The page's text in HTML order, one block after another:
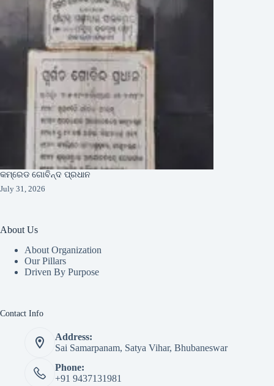
କମ୍ରେଡ ଗୋବିନ୍ଦ ପ୍ରଧାନ
July 31, 2026
About Us
About Organization
Our Pillars
Driven By Purpose​
Contact Info
Address:
Sai Samarpanam, Satya Vihar, Bhubaneswar
Phone:
+91 9437131981